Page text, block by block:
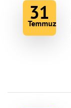
31
Temmuz